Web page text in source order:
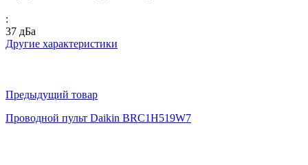
:
37 дБа
Другие характеристики
Предыдущий товар
Проводной пульт Daikin BRC1H519W7